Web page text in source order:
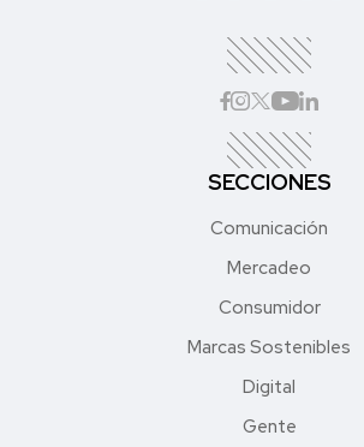
SECCIONES
Comunicación
Mercadeo
Consumidor
Marcas Sostenibles
Digital
Gente